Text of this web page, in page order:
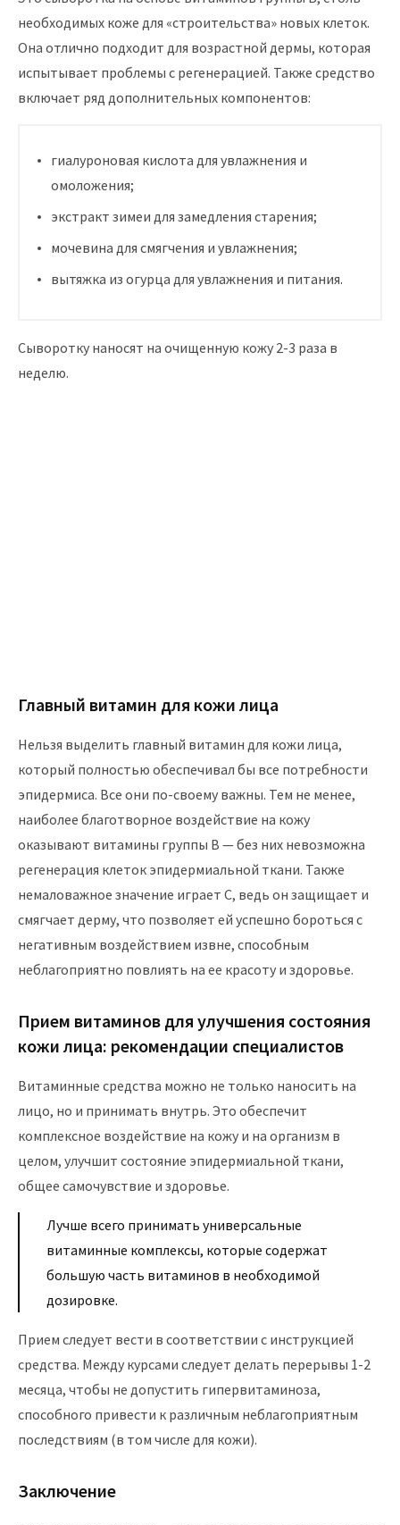
необходимых коже для «строительства» новых клеток.
Она отлично подходит для возрастной дермы, которая
испытывает проблемы с регенерацией. Также средство
включает ряд дополнительных компонентов:
гиалуроновая кислота для увлажнения и
омоложения;
экстракт зимеи для замедления старения;
мочевина для смягчения и увлажнения;
вытяжка из огурца для увлажнения и питания.
Сыворотку наносят на очищенную кожу 2-3 раза в
неделю.
Главный витамин для кожи лица
Нельзя выделить главный витамин для кожи лица,
который полностью обеспечивал бы все потребности
эпидермиса. Все они по-своему важны. Тем не менее,
наиболее благотворное воздействие на кожу
оказывают витамины группы В — без них невозможна
регенерация клеток эпидермиальной ткани. Также
немаловажное значение играет С, ведь он защищает и
смягчает дерму, что позволяет ей успешно бороться с
негативным воздействием извне, способным
неблагоприятно повлиять на ее красоту и здоровье.
Прием витаминов для улучшения состояния
кожи лица: рекомендации специалистов
Витаминные средства можно не только наносить на
лицо, но и принимать внутрь. Это обеспечит
комплексное воздействие на кожу и на организм в
целом, улучшит состояние эпидермиальной ткани,
общее самочувствие и здоровье.
Лучше всего принимать универсальные
витаминные комплексы, которые содержат
большую часть витаминов в необходимой
дозировке.
Прием следует вести в соответствии с инструкцией
средства. Между курсами следует делать перерывы 1-2
месяца, чтобы не допустить гипервитаминоза,
способного привести к различным неблагоприятным
последствиям (в том числе для кожи).
Заключение